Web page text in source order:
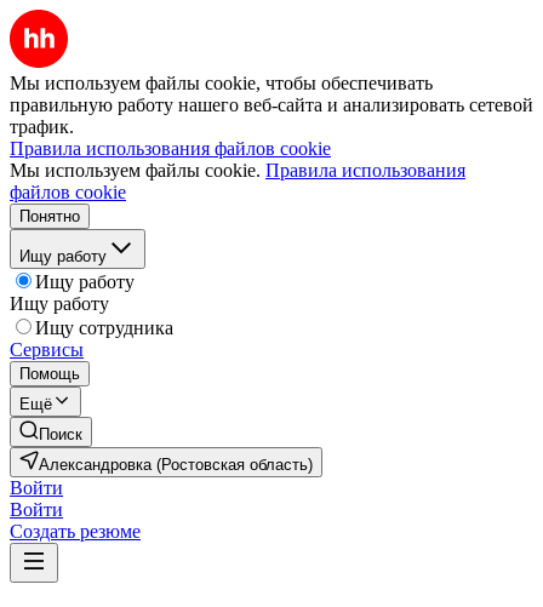
Мы используем файлы cookie, чтобы обеспечивать
правильную работу нашего веб-сайта и анализировать сетевой
трафик.
Правила использования файлов cookie
Мы используем файлы cookie. Правила использования
файлов cookie
Понятно
Ищу работу
Ищу работу
Ищу работу
Ищу сотрудника
Сервисы
Помощь
Ещё
Поиск
Александровка (Ростовская область)
Войти
Войти
Создать резюме